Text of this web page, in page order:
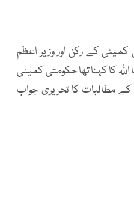
کے رکن اور وزیر اعظم
اللہ کا کہنا تھا حکومتی کمیٹی
مطالبات کا تحریری جواب